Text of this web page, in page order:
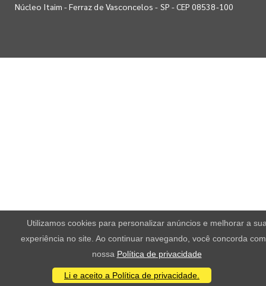
Núcleo Itaim - Ferraz de Vasconcelos - SP - CEP 08538-100
Utilizamos cookies para personalizar anúncios e melhorar a
experiência no site. Ao continuar navegando, você concorda
nossa Política de privacidade
Li e aceito a Política de privacidade.